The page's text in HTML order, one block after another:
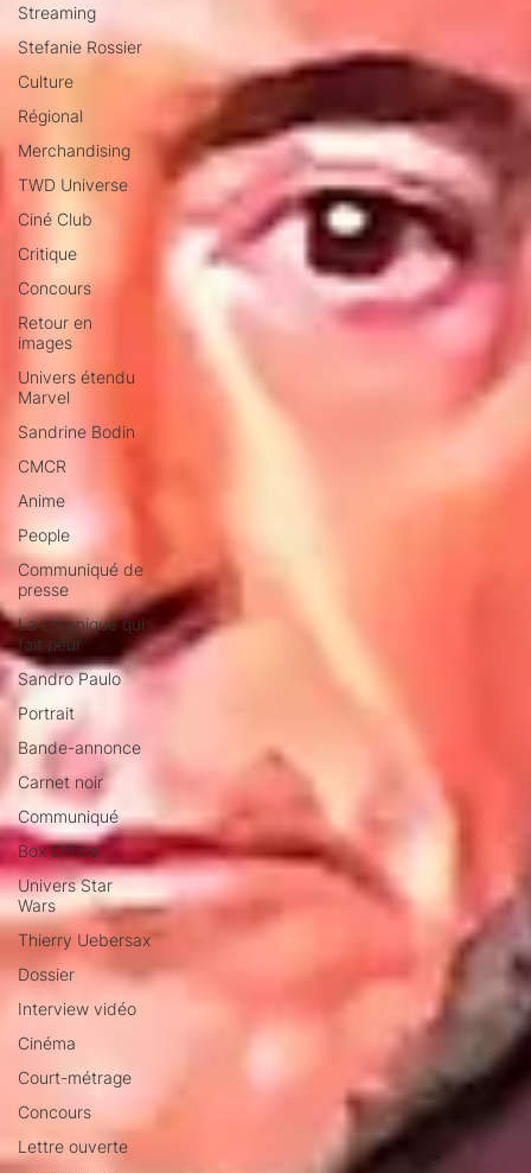
Streaming
Stefanie Rossier
Culture
Régional
Merchandising
TWD Universe
Ciné Club
Critique
Concours
Retour en
images
Univers étendu
Marvel
Sandrine Bodin
CMCR
Anime
People
Communiqué de
presse
La chronique qui
fait peur
Sandro Paulo
Portrait
Bande-annonce
Carnet noir
Communiqué
Box Office
Univers Star
Wars
Thierry Uebersax
Dossier
Interview vidéo
Cinéma
Court-métrage
Concours
Lettre ouverte